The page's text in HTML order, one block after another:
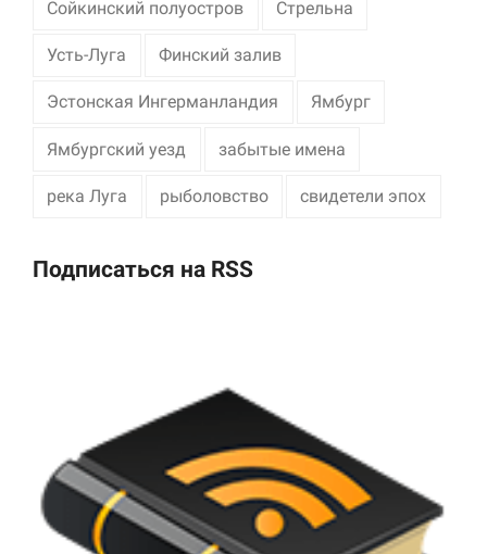
Сойкинский полуостров Стрельна
Усть-Луга Финский залив
Эстонская Ингерманландия Ямбург
Ямбургский уезд забытые имена
река Луга рыболовство свидетели эпох
Подписаться на RSS